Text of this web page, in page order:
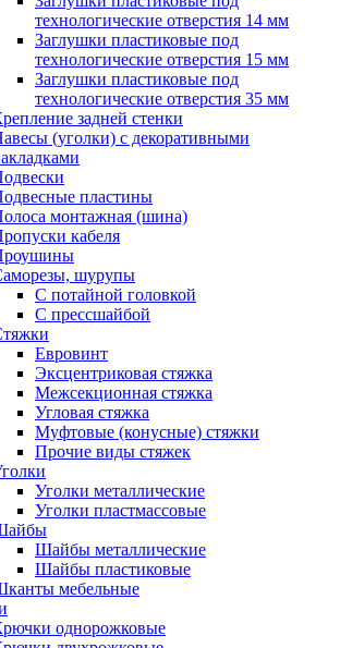
технологические отверстия 14 мм
Заглушки пластиковые под
технологические отверстия 15 мм
Заглушки пластиковые под
технологические отверстия 35 мм
задней стенки
(уголки) с декоративными
пластины
монтажная (шина)
кабеля
шурупы
С потайной головкой
С прессшайбой
Евровинт
Эксцентриковая стяжка
Межсекционная стяжка
Угловая стяжка
Муфтовые (конусные) стяжки
Прочие виды стяжек
Уголки металлические
Уголки пластмассовые
Шайбы металлические
Шайбы пластиковые
мебельные
однорожковые